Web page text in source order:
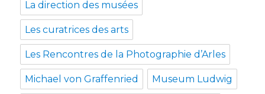
La direction des musées
Les curatrices des arts
Les Rencontres de la Photographie d’Arles
Michael von Graffenried Museum Ludwig